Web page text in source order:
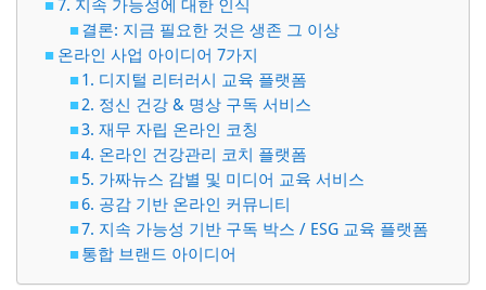
7. 지속 가능성에 대한 인식
결론: 지금 필요한 것은 생존 그 이상
온라인 사업 아이디어 7가지
1. 디지털 리터러시 교육 플랫폼
2. 정신 건강 & 명상 구독 서비스
3. 재무 자립 온라인 코칭
4. 온라인 건강관리 코치 플랫폼
5. 가짜뉴스 감별 및 미디어 교육 서비스
6. 공감 기반 온라인 커뮤니티
7. 지속 가능성 기반 구독 박스 / ESG 교육 플랫폼
통합 브랜드 아이디어